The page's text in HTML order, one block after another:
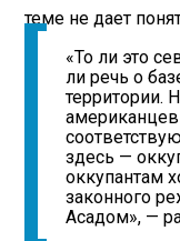
теме не дает
«То ли это
ли речь о
территории.
здесь —
оккупантам
законного
Асадом», —